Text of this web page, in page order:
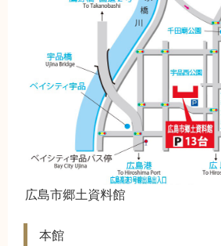
広島市郷土資料館
本館